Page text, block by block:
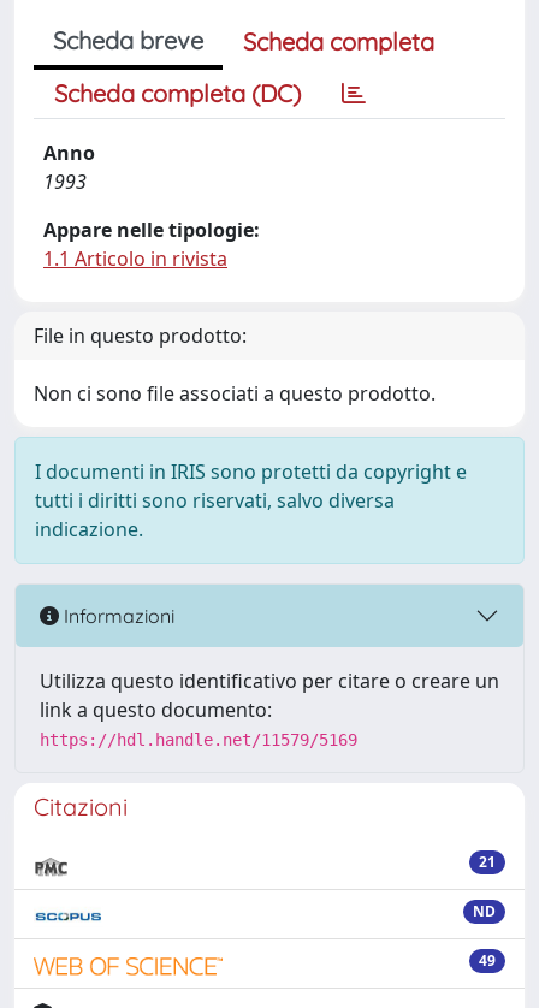
Scheda breve
Scheda completa
Scheda completa (DC)
Anno
1993
Appare nelle tipologie:
1.1 Articolo in rivista
File in questo prodotto:
Non ci sono file associati a questo prodotto.
I documenti in IRIS sono protetti da copyright e
tutti i diritti sono riservati, salvo diversa
indicazione.
Informazioni
Utilizza questo identificativo per citare o creare un
link a questo documento:
https://hdl.handle.net/11579/5169
Citazioni
21
ND
49